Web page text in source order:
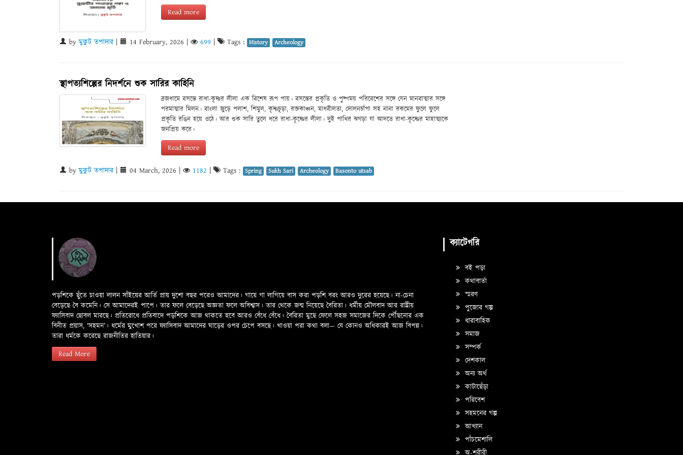
Read more
byমুকুট তপাদার| 14 February, 2026 | 699 | Tags : History Archeology
স্থাপত্যশিল্পের নিদর্শনে শুক সারির কাহিনি
ব্রজধামে বসন্তে রাধা-কৃষ্ণর লীলা এক বিশেষ রূপ পায়। বসন্তের প্রকৃতি ও পুষ্পময় পরিবেশের সঙ্গে যেন মানবাত্মার সঙ্গে
পরমাত্মার মিলন। বাংলা জুড়ে পলাশ, শিমুল, কৃষ্ণচূড়া, রক্তকাঞ্চন, মাধবীলতা, দোলনচাঁপা সহ নানা রকমের ফুলে ফুলে
প্রকৃতি রঙিন হয়ে ওঠে। আর শুক সারি তুলে ধরে রাধা-কৃষ্ণের লীলা। দুই পাখির ঝগড়া যা আদতে রাধা-কৃষ্ণের মাহাত্ম্যকে
জনপ্রিয় করে।
Read more
byমুকুট তপাদার| 04 March, 2026 | 1182 | Tags : Spring Sukh Sari Archeology Basonto utsab
পড়শিকে ছুঁতে চাওয়া লালন সাঁইয়ের আর্তি প্রায় দুশো বছর পরেও আমাদের। গায়ে গা লাগিয়ে বাস করা পড়শি বরং আরও দুরের হয়েছে। না-চেনা
বেড়েছে বৈ কমেনি। সে আমাদেরই পাপে। তার ফলে বেড়েছে অজ্ঞতা ফলে অবিশ্বাস। তার থেকে জন্ম নিয়েছে বৈরিতা। ধর্মীয় মৌলবাদ আর রাষ্ট্রীয়
ফ্যাসিবাদ ছোবল মারছে। প্রতিরোধে প্রতিবাদে পড়শিকে আজ থাকতে হবে আরও বেঁধে বেঁধে। বৈরিতা মুছে ফেলে সহজ সমাজের দিকে পৌঁছনোর এক
বিনীত প্রয়াস, ‘সহমন’। ধর্মের মুখোশ পরে ফ্যাসিবাদ আমাদের ঘাড়ের ওপর চেপে বসছে। খাওয়া পরা কথা বলা—­­ যে কোনও অধিকারই আজ বিপন্ন।
তারা ধর্মকে করেছে রাজনীতির হাতিয়ার।
Read More
ক্যাটেগরি
বই পড়া
কথাবার্তা
স্মরণ
পুজোর গল্প
ধারাবাহিক
সমাজ
সম্পর্ক
দেশকাল
অন্য অর্থ
কাটাছেঁড়া
পরিবেশ
সহমনের গল্প
আখ্যান
পাঁচমেশালি
অ-শরীরী